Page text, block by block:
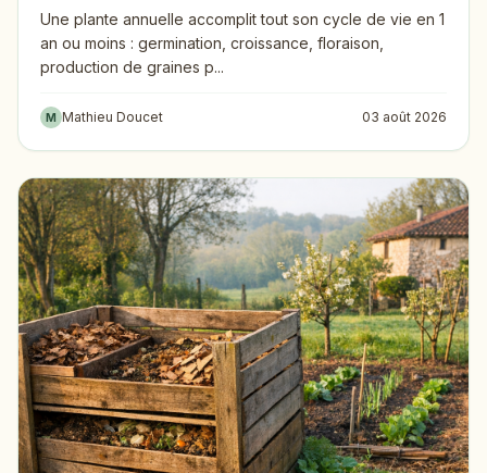
Une plante annuelle accomplit tout son cycle de vie en 1
an ou moins : germination, croissance, floraison,
production de graines p...
M Mathieu Doucet 03 août 2026